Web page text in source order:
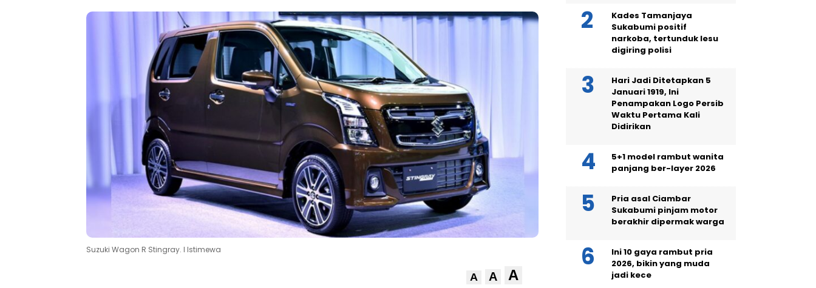
Suzuki Wagon R Stingray. l Istimewa
A A A
Kades Tamanjaya
Sukabumi positif
narkoba, tertunduk lesu
digiring polisi
Hari Jadi Ditetapkan 5
Januari 1919, Ini
Penampakan Logo Persib
Waktu Pertama Kali
Didirikan
5+1 model rambut wanita
panjang ber-layer 2026
Pria asal Ciambar
Sukabumi pinjam motor
berakhir dipermak warga
Ini 10 gaya rambut pria
2026, bikin yang muda
jadi kece